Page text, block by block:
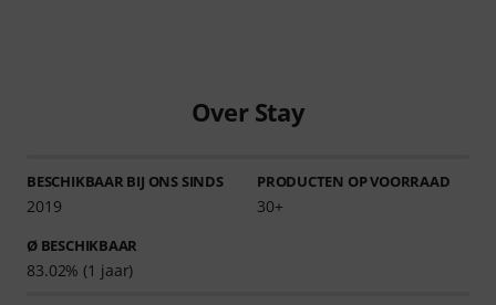
Over Stay
BESCHIKBAAR BIJ ONS SINDS
2019
PRODUCTEN OP VOORRAAD
30+
Ø BESCHIKBAAR
83.02% (1 jaar)